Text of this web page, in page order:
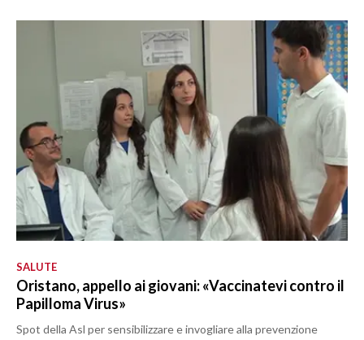
SALUTE
Oristano, appello ai giovani: «Vaccinatevi contro il
Papilloma Virus»
Spot della Asl per sensibilizzare e invogliare alla prevenzione